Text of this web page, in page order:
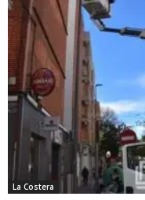
La Costera